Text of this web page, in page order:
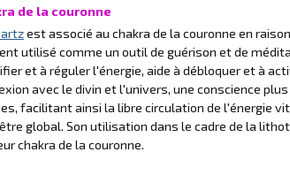
de la couronne
est associé au chakra de la couronne en
utilisé comme un outil de guérison et de
et à réguler l'énergie, aide à débloquer et à
avec le divin et l'univers, une conscience
facilitant ainsi la libre circulation de l'énergie
global. Son utilisation dans le cadre de la
chakra de la couronne.